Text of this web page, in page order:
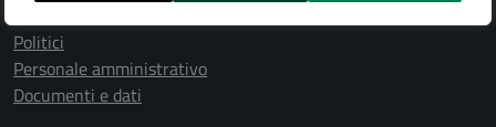
Politici
Personale amministrativo
Documenti e dati